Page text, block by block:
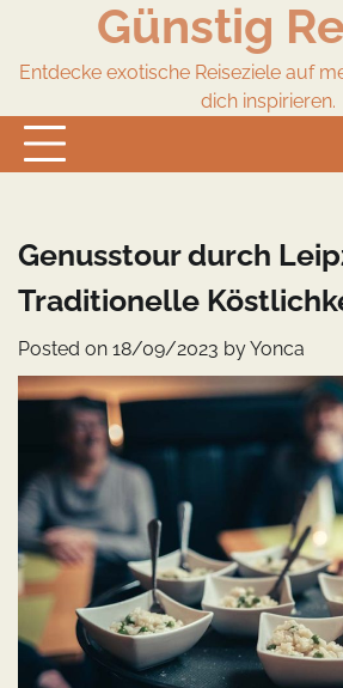
content
Günstig
Entdecke exotische Reiseziele auf
dich inspirieren.
Genusstour durch
Traditionelle
Posted on 18/09/2023 byYonca